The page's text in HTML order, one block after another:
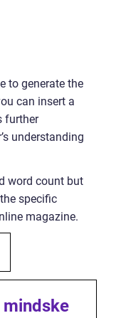
to generate the
can insert a
further
understanding
word count but
specific
magazine.